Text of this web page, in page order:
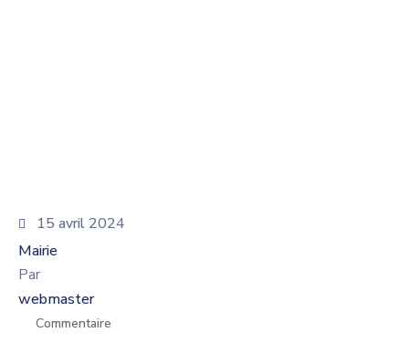
15 avril 2024
Mairie
Par
webmaster
Commentaire